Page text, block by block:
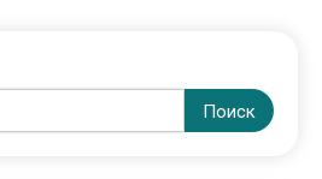
Поиск